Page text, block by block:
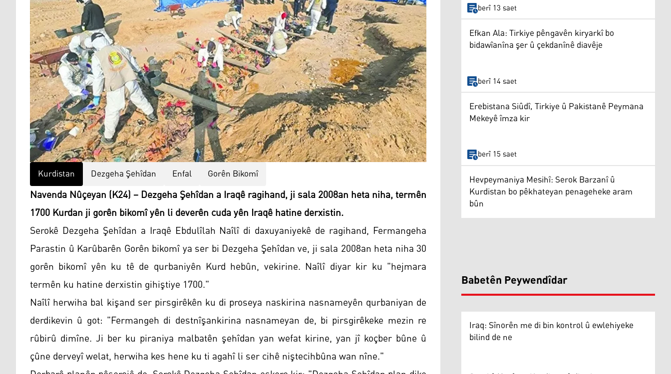
Kurdistan Dezgeha Şehîdan Enfal Gorên Bikomî
Navenda Nûçeyan (K24) – Dezgeha Şehîdan a Iraqê ragihand, ji sala 2008an heta niha, termên
1700 Kurdan ji gorên bikomî yên li deverên cuda yên Iraqê hatine derxistin.
Serokê Dezgeha Şehîdan a Iraqê Ebdulîlah Naîlî di daxuyaniyekê de ragihand, Fermangeha
Parastin û Karûbarên Gorên bikomî ya ser bi Dezgeha Şehîdan ve, ji sala 2008an heta niha 30
gorên bikomî yên ku tê de qurbaniyên Kurd hebûn, vekirine. Naîlî diyar kir ku "hejmara
termên ku hatine derxistin gihiştiye 1700."
Naîlî herwiha bal kişand ser pirsgirêkên ku di proseya naskirina nasnameyên qurbaniyan de
derdikevin û got: "Fermangeh di destnîşankirina nasnameyan de, bi pirsgirêkeke mezin re
rûbirû dimîne. Ji ber ku piraniya malbatên şehîdan yan wefat kirine, yan jî koçber bûne û
çûne derveyî welat, herwiha kes hene ku ti agahî li ser cihê niştecihbûna wan nîne."
berî 13 saet
Efkan Ala: Tirkiye pêngavên kiryarkî bo
bidawîanîna şer û çekdanînê diavêje
berî 14 saet
Erebistana Siûdî, Tirkiye û Pakistanê Peymana
Mekeyê îmza kir
berî 15 saet
Hevpeymaniya Mesihî: Serok Barzanî û
Kurdistan bo pêkhateyan penageheke aram
bûn
Babetên Peywendîdar
Iraq: Sînorên me di bin kontrol û ewlehiyeke
bilind de ne